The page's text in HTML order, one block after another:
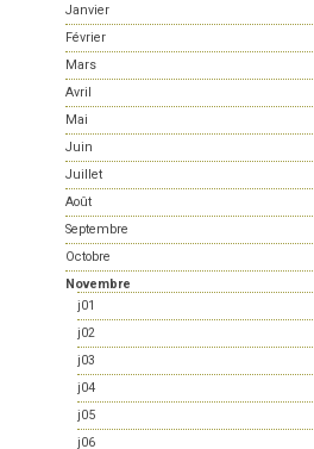
Janvier
Février
Mars
Avril
Mai
Juin
Juillet
Août
Septembre
Octobre
Novembre
j01
j02
j03
j04
j05
j06